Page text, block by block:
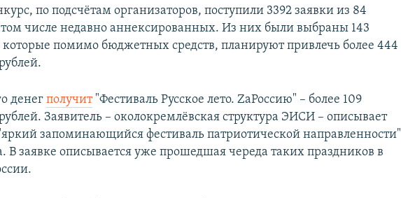
по подсчётам организаторов, поступили 3392 заявки из 84
том числе недавно аннексированных. Из них были выбраны 143
которые помимо бюджетных средств, планируют привлечь более 444
денегполучит"Фестиваль Русское лето. ZaРоссию" – более 109
Заявитель – околокремлёвская структура ЭИСИ – описывает
запоминающийся фестиваль патриотической направленности"
В заявке описывается уже прошедшая череда таких праздников в